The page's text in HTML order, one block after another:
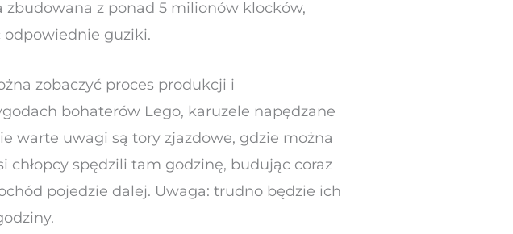
z ponad 5 milionów klocków,
odpowiednie guziki.
zobaczyć proces produkcji i
bohaterów Lego, karuzele napędzane
warte uwagi są tory zjazdowe, gdzie można
chłopcy spędzili tam godzinę, budując coraz
pojedzie dalej. Uwaga: trudno będzie ich